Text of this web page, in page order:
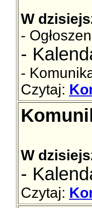
W
-
-
-
Czytaj:
W
-
Czytaj: